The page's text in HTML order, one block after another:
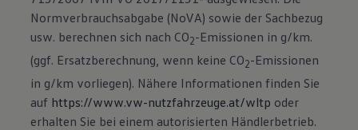
Normverbrauchsabgabe (NoVA) sowie der Sachbezug
usw. berechnen sich nach CO2-Emissionen in g/km.
(ggf. Ersatzberechnung, wenn keine CO2-Emissionen
in g/km vorliegen). Nähere Informationen finden Sie
auf https://www.vw-nutzfahrzeuge.at/wltp oder
erhalten Sie bei einem autorisierten Händlerbetrieb.